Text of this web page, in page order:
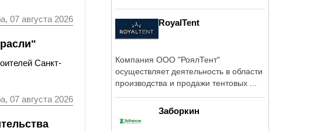
07 августа 2026
Санкт-
07 августа 2026
RoyalTent
Компания ООО "РоялТент"
осуществляет деятельность в области
производства и продажи тентовых ...
Заборкин